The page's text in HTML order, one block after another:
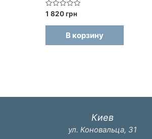
Оценка
0
из
1 820грн
В корзину
Киев
ул. Коновальца, 31